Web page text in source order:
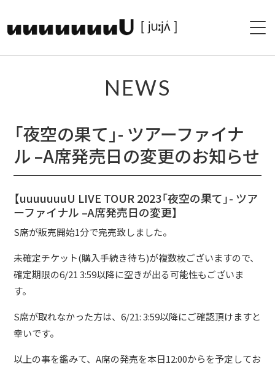
LIVE
PAST LIVE
DISCOGRAPHY
BLOG
NEWS
「夜空の果て」- ツアーファイナ
ル –A席発売日の変更のお知らせ
【uuuuuuuU LIVE TOUR 2023「夜空の果て」- ツア
ーファイナル –A席発売日の変更】
S席が販売開始1分で完売致しました。
未確定チケット(購入手続き待ち)が複数枚ございますので、
確定期限の6/21 3:59以降に空きが出る可能性もございま
す。
S席が取れなかった方は、6/21: 3:59以降にご確認頂けますと
幸いです。
以上の事を鑑みて、A席の発売を本日12:00からを予定してお